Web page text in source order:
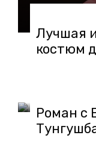
Лучшая
костюм
Роман с